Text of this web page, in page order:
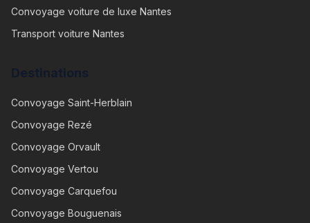
Convoyage voiture de luxe Nantes
Transport voiture Nantes
Convoyage Saint-Herblain
Convoyage Rezé
Convoyage Orvault
Convoyage Vertou
Convoyage Carquefou
Convoyage Bouguenais